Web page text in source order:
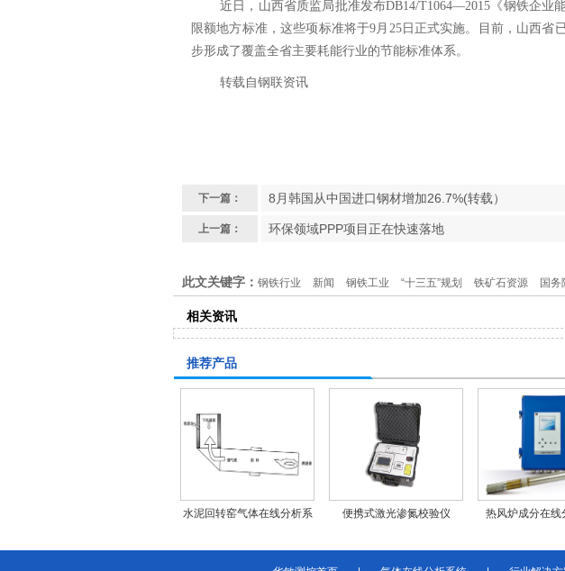
近日，山西省质监局批准发布DB14/T1064—2015《钢铁企业
限额地方标准，这些项标准将于9月25日正式实施。目前，山西省
步形成了覆盖全省主要耗能行业的节能标准体系。
转载自钢联资讯
下一篇： 8月韩国从中国进口钢材增加26.7%(转载）
上一篇： 环保领域PPP项目正在快速落地
此文关键字： 钢铁行业 新闻 钢铁工业 “十三五”规划 铁矿石资源 国务
相关资讯
推荐产品
水泥回转窑气体在线分析系
便携式激光渗氮校验仪 热风炉成分在线